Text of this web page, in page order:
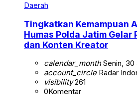
Daerah
Tingkatkan Kemampuan
Humas Polda Jatim Gelar
dan Konten Kreator
calendar_monthSenin, 30
account_circleRadar
visibility261
0Komentar